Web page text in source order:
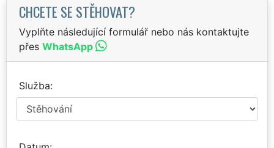
CHCETE SE STĚHOVAT?
Vyplňte následující formulář nebo nás kontaktujte
přes WhatsApp
Služba